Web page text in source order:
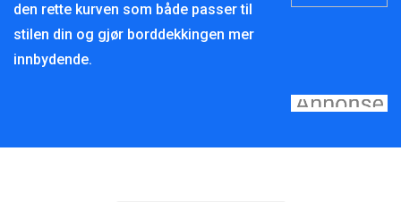
den rette kurven som både passer til
stilen din og gjør borddekkingen mer
innbydende.